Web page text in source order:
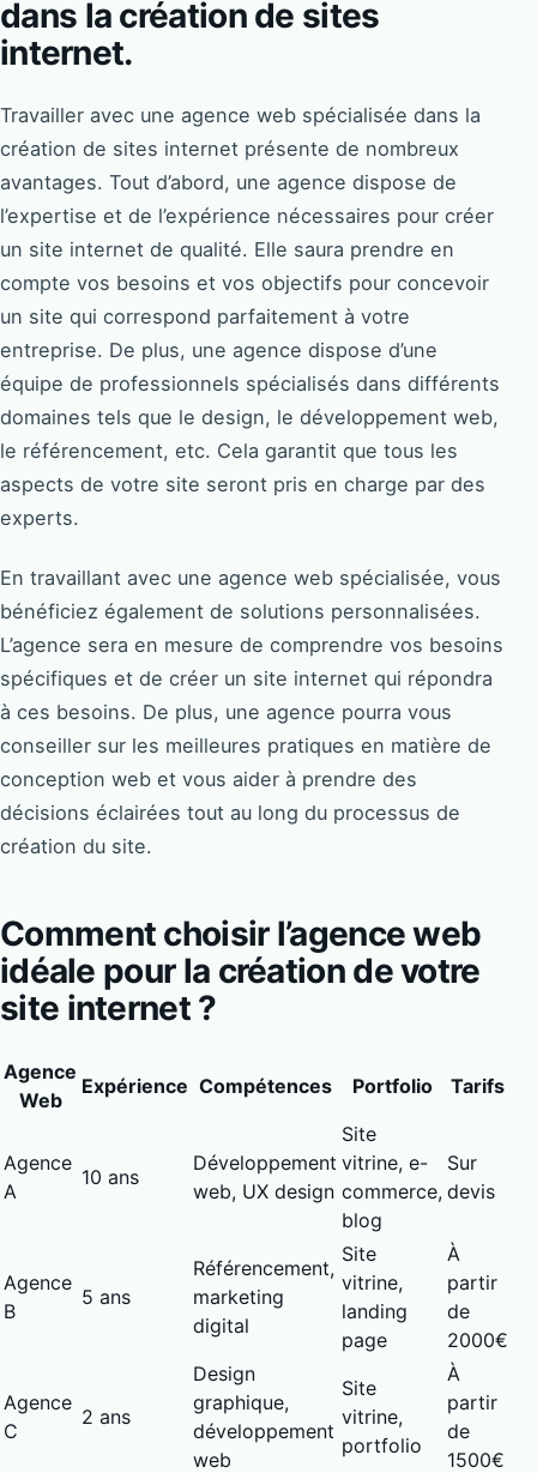
dans la création de sites
internet.
Travailler avec une agence web spécialisée dans la
création de sites internet présente de nombreux
avantages. Tout d’abord, une agence dispose de
l’expertise et de l’expérience nécessaires pour créer
un site internet de qualité. Elle saura prendre en
compte vos besoins et vos objectifs pour concevoir
un site qui correspond parfaitement à votre
entreprise. De plus, une agence dispose d’une
équipe de professionnels spécialisés dans différents
domaines tels que le design, le développement web,
le référencement, etc. Cela garantit que tous les
aspects de votre site seront pris en charge par des
experts.
En travaillant avec une agence web spécialisée, vous
bénéficiez également de solutions personnalisées.
L’agence sera en mesure de comprendre vos besoins
spécifiques et de créer un site internet qui répondra
à ces besoins. De plus, une agence pourra vous
conseiller sur les meilleures pratiques en matière de
conception web et vous aider à prendre des
décisions éclairées tout au long du processus de
création du site.
Comment choisir l’agence web
idéale pour la création de votre
site internet ?
Agence
Web
Expérience Compétences Portfolio Tarifs
Agence
A
10 ans
Développement
web, UX design
Site
vitrine, e-
commerce,
blog
Sur
devis
Agence
B
5 ans
Référencement,
marketing
digital
Site
vitrine,
landing
page
À
partir
de
2000€
Agence
C
2 ans
Design
graphique,
développement
web
Site
vitrine,
portfolio
À
partir
de
1500€